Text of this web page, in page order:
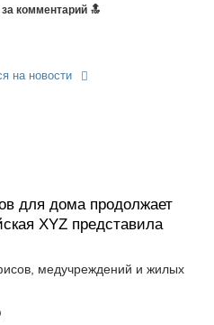
комментарий 🔝
на новости
для дома продолжает
XYZ представила
медучреждений и жилых